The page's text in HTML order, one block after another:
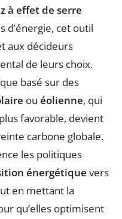
à effet de serre
d’énergie, cet outil
aux décideurs
de leurs choix.
basé sur des
ou éolienne, qui
plus favorable, devient
carbone globale.
les politiques
énergétique vers
en mettant la
qu’elles optimisent